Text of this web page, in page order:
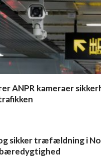
ANPR kameraer
sikker træfældning i